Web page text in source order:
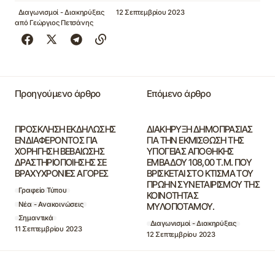
Διαγωνισμοί - Διακηρύξεις
12 Σεπτεμβρίου 2023
από Γεώργιος Πετσάνης
Προηγούμενο άρθρο
ΠΡΟΣΚΛΗΣΗ ΕΚΔΗΛΩΣΗΣ
ΕΝΔΙΑΦΕΡΟΝΤΟΣ ΓΙΑ
ΧΟΡΗΓΗΣΗ ΒΕΒΑΙΩΣΗΣ
ΔΡΑΣΤΗΡΙΟΠΟΙΗΣΗΣ ΣΕ
ΒΡΑΧΥΧΡΟΝΙΕΣ ΑΓΟΡΕΣ
Γραφείο Τύπου
Νέα - Ανακοινώσεις
Σημαντικά
11 Σεπτεμβρίου 2023
Επόμενο άρθρο
ΔΙΑΚΗΡΥΞΗ ΔΗΜΟΠΡΑΣΙΑΣ
ΓΙΑ ΤΗΝ ΕΚΜΙΣΘΩΣΗ ΤΗΣ
ΥΠΟΓΕΙΑΣ ΑΠΟΘΗΚΗΣ
ΕΜΒΑΔΟΥ 108,00 Τ.Μ. ΠΟΥ
ΒΡΙΣΚΕΤΑΙ ΣΤΟ ΚΤΙΣΜΑ ΤΟΥ
ΠΡΩΗΝ ΣΥΝΕΤΑΙΡΙΣΜΟΥ ΤΗΣ
ΚΟΙΝΟΤΗΤΑΣ
ΜΥΛΟΠΟΤΑΜΟΥ.
Διαγωνισμοί - Διακηρύξεις
12 Σεπτεμβρίου 2023